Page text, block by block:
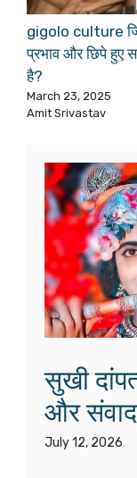
gigolo culture
प्रभाव और छिपे हुए
है?
March 23, 2025
Amit Srivastav
सुखी
और संवाद
July 12, 2026